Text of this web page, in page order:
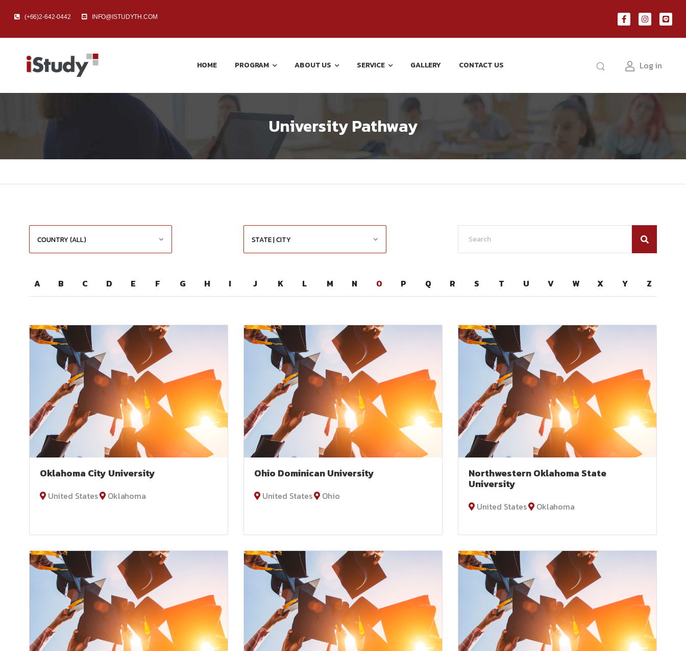
(+66)2-642-0442 INFO@ISTUDYTH.COM
HOME PROGRAM ABOUT US SERVICE GALLERY CONTACT US Log in
University Pathway
A B C D E F G H I J K L M N O P Q R S T U V W X Y Z
Oklahoma City University
United States Oklahoma
Ohio Dominican University
United States Ohio
Northwestern Oklahoma State
University
United States Oklahoma